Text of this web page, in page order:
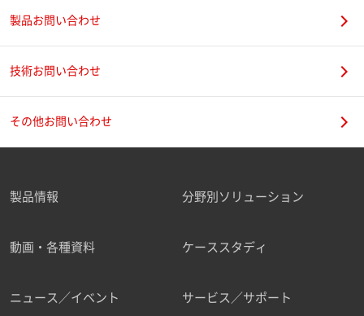
製品お問い合わせ
技術お問い合わせ
その他お問い合わせ
製品情報 分野別ソリューション
動画・各種資料 ケーススタディ
ニュース／イベント サービス／サポート